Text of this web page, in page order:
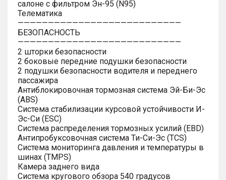
салоне с фильтром Эн-95 (N95)
Телематика
———————————————————————————
БЕЗОПАСНОСТЬ
———————————————————————————
2 шторки безопасности
2 боковые передние подушки безопасности
2 подушки безопасности водителя и переднего
пассажира
Антиблокировочная тормозная система Эй-Би-Эс
(ABS)
Система стабилизации курсовой устойчивости И-
Эс-Си (ESC)
Система распределения тормозных усилий (EBD)
Антипробуксовочная система Ти-Си-Эс (TCS)
Система мониторинга давления и температуры в
шинах (TMPS)
Камера заднего вида
Система кругового обзора 540 градусов